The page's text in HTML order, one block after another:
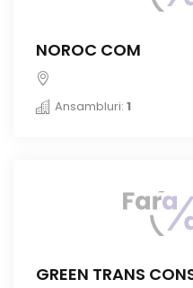
NOROC COM
Ansambluri: 1
GREEN TRANS